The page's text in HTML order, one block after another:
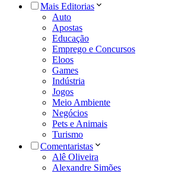
Mais Editorias
Auto
Apostas
Educação
Emprego e Concursos
Eloos
Games
Indústria
Jogos
Meio Ambiente
Negócios
Pets e Animais
Turismo
Comentaristas
Alê Oliveira
Alexandre Simões